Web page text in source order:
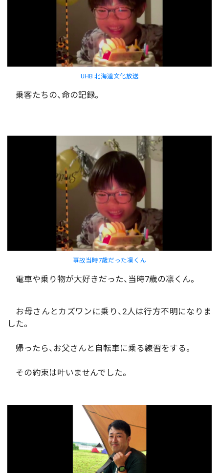
UHB 北海道文化放送
乗客たちの、命の記録。
事故当時7歳だった凜くん
電車や乗り物が大好きだった、当時7歳の凛くん。
お母さんとカズワンに乗り、2人は行方不明になりま
した。
帰ったら、お父さんと自転車に乗る練習をする。
その約束は叶いませんでした。